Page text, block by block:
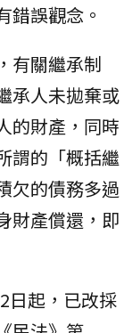
錯誤觀念。
有關繼承制
承人未拋棄或
的財產，同時
謂的「概括繼
欠的債務多過
財產償還，即
日起，已改採